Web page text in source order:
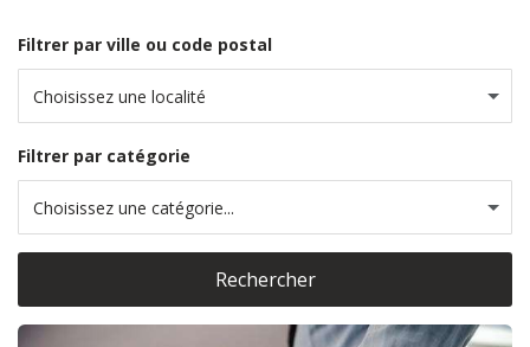
Filtrer par ville ou code postal
Choisissez une localité
Filtrer par catégorie
Choisissez une catégorie...
Rechercher